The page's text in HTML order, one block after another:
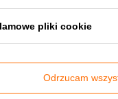
kominów SWKZ.
pliki cookie
Odrzucam